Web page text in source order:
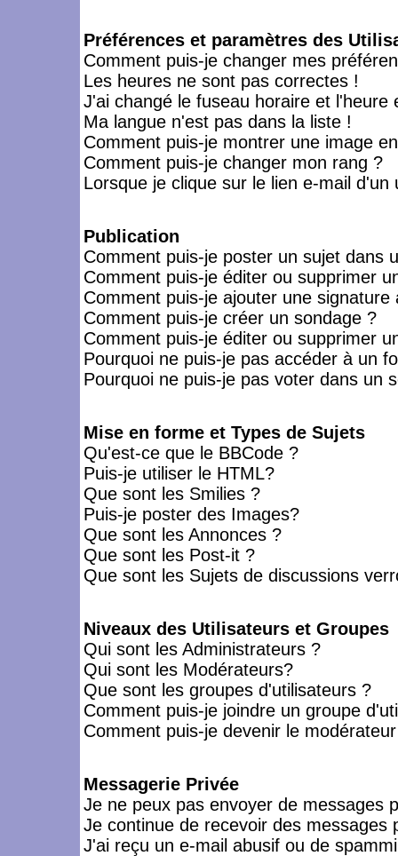
Préférences et paramètres des
Comment puis-je changer mes
Les heures ne sont pas correctes !
J'ai changé le fuseau horaire et l'heure
Ma langue n'est pas dans la liste !
Comment puis-je montrer une image
Comment puis-je changer mon rang ?
Lorsque je clique sur le lien e-mail
Publication
Comment puis-je poster un sujet dans
Comment puis-je éditer ou supprimer
Comment puis-je ajouter une signature
Comment puis-je créer un sondage ?
Comment puis-je éditer ou supprimer
Pourquoi ne puis-je pas accéder à un
Pourquoi ne puis-je pas voter dans un
Mise en forme et Types de Sujets
Qu'est-ce que le BBCode ?
Puis-je utiliser le HTML?
Que sont les Smilies ?
Puis-je poster des Images?
Que sont les Annonces ?
Que sont les Post-it ?
Que sont les Sujets de discussions
Niveaux des Utilisateurs et Groupes
Qui sont les Administrateurs ?
Qui sont les Modérateurs?
Que sont les groupes d'utilisateurs ?
Comment puis-je joindre un groupe
Comment puis-je devenir le
Messagerie Privée
Je ne peux pas envoyer de messages
Je continue de recevoir des messages
J'ai reçu un e-mail abusif ou de